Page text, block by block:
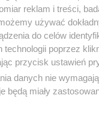
71,8 m
6,3 m2
35,9 m2
(10,6)
reklam i treści,
używać
do celów
poprzez
przycisk ustawień
danych nie
będą miały